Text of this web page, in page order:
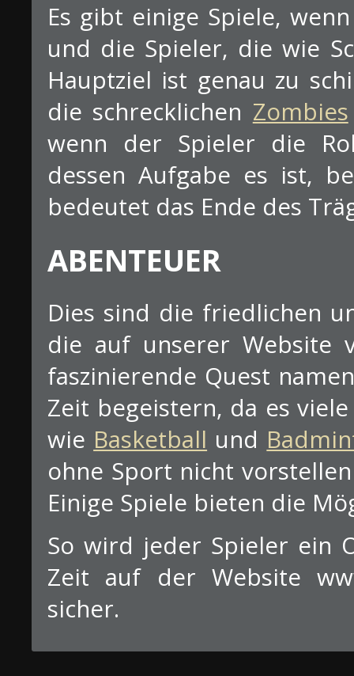
Es gibt einige Spiele,
und die Spieler, die wie
Hauptziel ist genau zu
die schrecklichen Zombies
wenn der Spieler die
dessen Aufgabe es ist,
bedeutet das Ende des
ABENTEUER
Dies sind die friedlichen
die auf unserer Website
faszinierende Quest
Zeit begeistern, da es
wie Basketball und
ohne Sport nicht
Einige Spiele bieten die
So wird jeder Spieler ein
Zeit auf der Website
sicher.